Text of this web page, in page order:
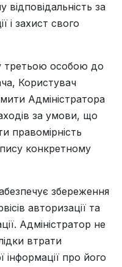
за
і захист свого
третьою особою до
Користувач
Адміністратора
за умови, що
правомірність
конкретному
збереження
авторизації та
Адміністратор не
втрати
інформації про його